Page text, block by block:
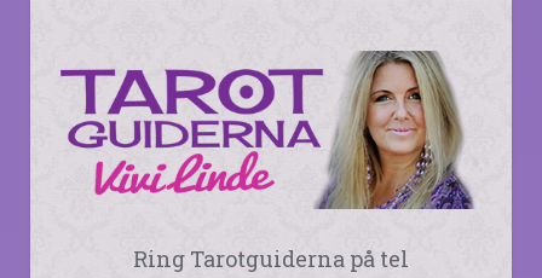
Ring Tarotguiderna på tel